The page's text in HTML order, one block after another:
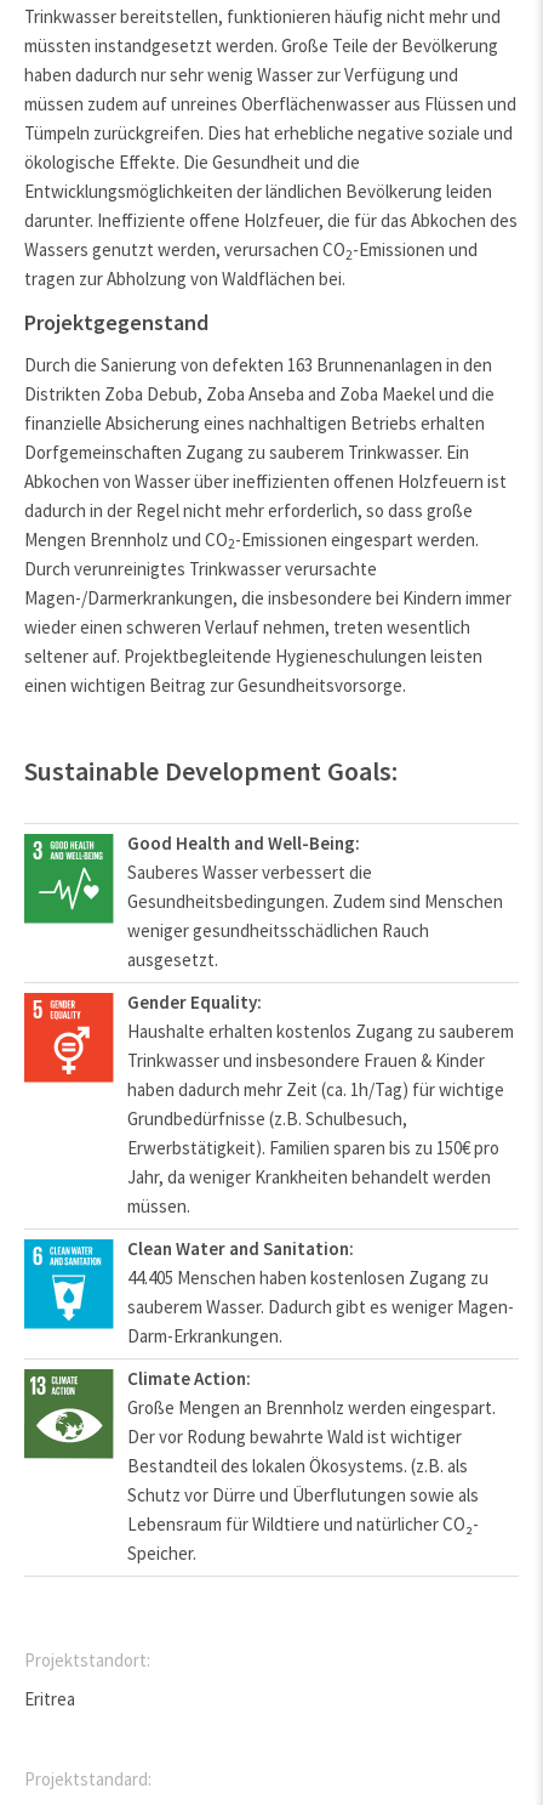
Trinkwasser bereitstellen, funktionieren häufig nicht mehr und
müssten instandgesetzt werden. Große Teile der Bevölkerung
haben dadurch nur sehr wenig Wasser zur Verfügung und
müssen zudem auf unreines Oberflächenwasser aus Flüssen und
Tümpeln zurückgreifen. Dies hat erhebliche negative soziale und
ökologische Effekte. Die Gesundheit und die
Entwicklungsmöglichkeiten der ländlichen Bevölkerung leiden
darunter. Ineffiziente offene Holzfeuer, die für das Abkochen des
Wassers genutzt werden, verursachen CO2-Emissionen und
tragen zur Abholzung von Waldflächen bei.
Projektgegenstand
Durch die Sanierung von defekten 163 Brunnenanlagen in den
Distrikten Zoba Debub, Zoba Anseba and Zoba Maekel und die
finanzielle Absicherung eines nachhaltigen Betriebs erhalten
Dorfgemeinschaften Zugang zu sauberem Trinkwasser. Ein
Abkochen von Wasser über ineffizienten offenen Holzfeuern ist
dadurch in der Regel nicht mehr erforderlich, so dass große
Mengen Brennholz und CO2-Emissionen eingespart werden.
Durch verunreinigtes Trinkwasser verursachte
Magen-/Darmerkrankungen, die insbesondere bei Kindern immer
wieder einen schweren Verlauf nehmen, treten wesentlich
seltener auf. Projektbegleitende Hygieneschulungen leisten
einen wichtigen Beitrag zur Gesundheitsvorsorge.
Sustainable Development Goals:
Good Health and Well-Being:
Sauberes Wasser verbessert die
Gesundheitsbedingungen. Zudem sind Menschen
weniger gesundheitsschädlichen Rauch
ausgesetzt.
Gender Equality:
Haushalte erhalten kostenlos Zugang zu sauberem
Trinkwasser und insbesondere Frauen & Kinder
haben dadurch mehr Zeit (ca. 1h/Tag) für wichtige
Grundbedürfnisse (z.B. Schulbesuch,
Erwerbstätigkeit). Familien sparen bis zu 150€ pro
Jahr, da weniger Krankheiten behandelt werden
müssen.
Clean Water and Sanitation:
44.405 Menschen haben kostenlosen Zugang zu
sauberem Wasser. Dadurch gibt es weniger Magen-
Darm-Erkrankungen.
Climate Action:
Große Mengen an Brennholz werden eingespart.
Der vor Rodung bewahrte Wald ist wichtiger
Bestandteil des lokalen Ökosystems. (z.B. als
Schutz vor Dürre und Überflutungen sowie als
Lebensraum für Wildtiere und natürlicher CO₂-
Speicher.
Projektstandort:
Eritrea
Projektstandard: